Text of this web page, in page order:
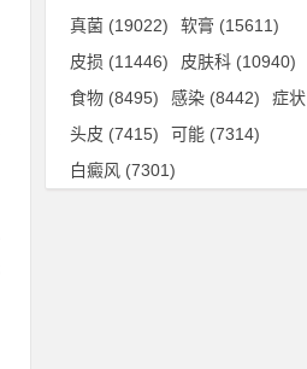
真菌 (19022) 软膏 (15611)
皮损 (11446) 皮肤科 (10940)
食物 (8495) 感染 (8442) 症状
头皮 (7415) 可能 (7314)
白癜风 (7301)